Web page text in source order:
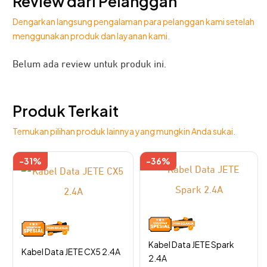
berharga saat berolahraga. Desainnya dirancang praktis,
Dengarkan langsung pengalaman para pelanggan kami setelah
menggunakan produk dan layanan kami.
Belum ada review untuk produk ini.
Produk Terkait
Temukan pilihan produk lainnya yang mungkin Anda sukai.
-31%
Kabel Data JETE CX5 2.4A
This
variants.
The
options
-36%
Kabel Data JETE Spark
2.4A
This
variants.
The
options
may